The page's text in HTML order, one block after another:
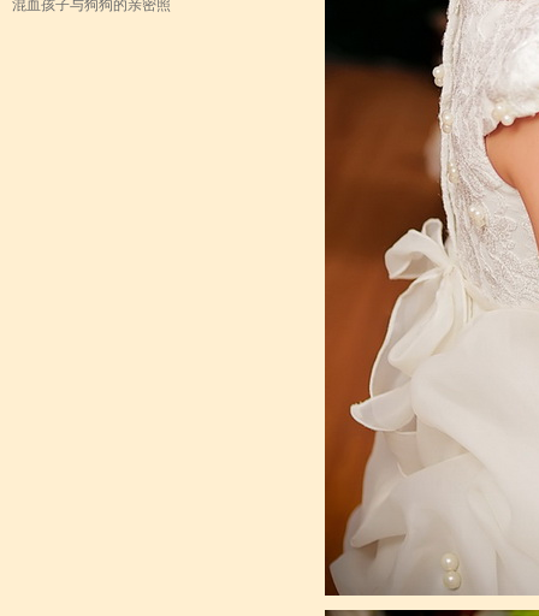
混血孩子与狗狗的亲密照